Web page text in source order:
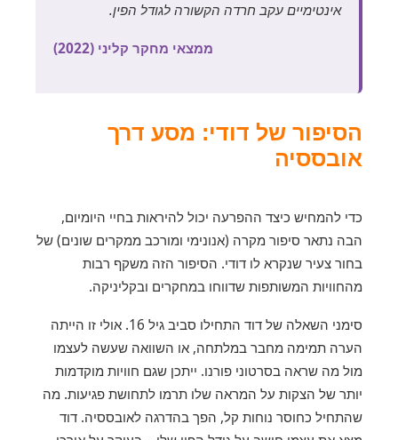
אינטימיים עקב חרדה הקשורה לגודל הפין.
ממצאי מחקר קליני (2022)
הסיפור של דודי: מסע דרך
אובססיה
כדי להמחיש כיצד ההפרעה יכול להיראות בחיי היומיום,
הבה נתאר סיפור מקרה (אנונימי ומורכב ממקרים שונים) של
בחור צעיר שנקרא לו דודי. הסיפור הזה משקף רבות
מהחוויות המשותפות שדווחו במחקרים ובקליניקה.
סימני השאלה של דוד התחילו סביב גיל 16. אולי זו הייתה
הערה תמימה מחבר במלתחה, או השוואה שעשה לעצמו
מול מה שראה בסרטוני פורנו. ייתכן שגם חוויות מוקדמות
יותר של הצקות על המראה שלו תרמו לתחושת פגיעות. מה
שהתחיל כחוסר נוחות קל, הפך בהדרגה לאובססיה. דוד